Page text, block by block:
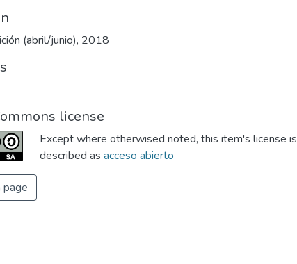
(abril/junio), 2018
license
Except where otherwised noted, this item's license is
described as acceso abierto
page